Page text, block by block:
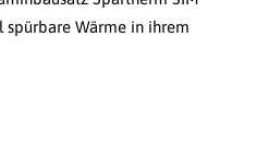
spürbare Wärme in ihrem